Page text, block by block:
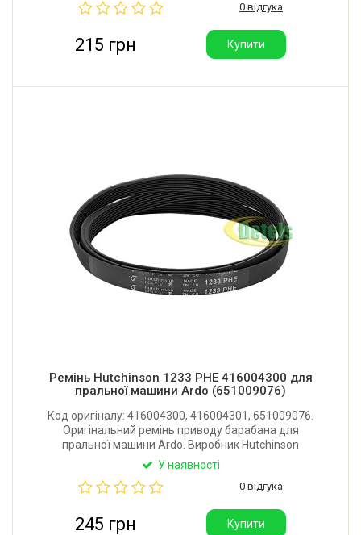
0 відгука
215 грн Купити
Ремінь Hutchinson 1233 PHE 416004300 для
пральної машини Ardo (651009076)
Код оригіналу: 416004300, 416004301, 651009076.
Оригінальний ремінь приводу барабана для
пральної машини Ardo. Виробник Hutchinson
(Франція).
У наявності
0 відгука
245 грн Купити